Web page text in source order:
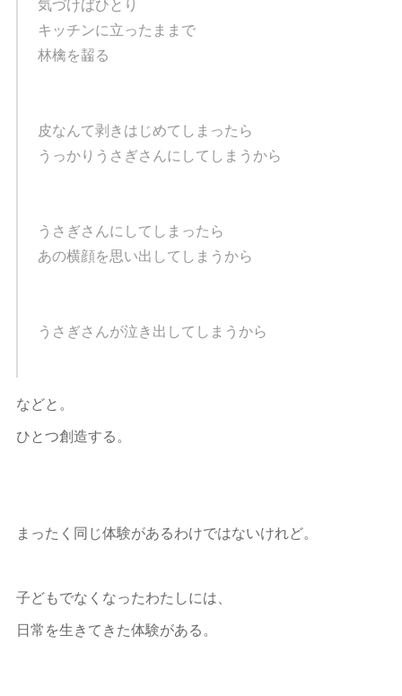
気づけばひとり
キッチンに立ったままで
林檎を齧る
皮なんて剥きはじめてしまったら
うっかりうさぎさんにしてしまうから
うさぎさんにしてしまったら
あの横顔を思い出してしまうから
うさぎさんが泣き出してしまうから
などと。
ひとつ創造する。
まったく同じ体験があるわけではないけれど。
子どもでなくなったわたしには、
日常を生きてきた体験がある。